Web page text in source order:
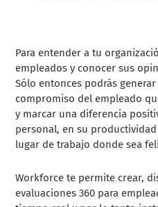
Para entender a tu
empleados y conocer sus
Sólo entonces podrás
compromiso del empleado
y marcar una diferencia
personal, en su
lugar de trabajo donde sea
Workforce te permite crear,
evaluaciones 360 para